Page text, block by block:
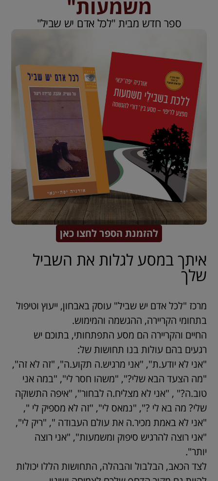
שלך
מרכז "לכל אדם יש שביל" עוסק באבחון, ייעוץ וטיפול
בתחומי הקריירה, ההגשמה והמימוש.
החיים והקריירה הם מסע התפתחותי, בתוכם יש
רגעים בהם עולות בנו תחושות של:
"אני לא יודע.ת", "אני מרגיש.ה תקוע.ה", "זה לא זה",
"מה הצעד הבא שלי?", "משהו חסר לי", "במה אני
טוב.ה?" , "אני לא מצליח.ה לבחור", "איפה התשוקה
שלי? מה בא לי ?", "נמאס לי", "זה לא מספיק לי ",
"אני לא באמת מכיר.ה את עולם העבודה ", "ריק לי",
"אני רוצה להרגיש סיפוק ומשמעות", "אני רוצה
יותר".
לצד הכאב, הבלבול והבהלה, התחושות הללו יכולות
משמעות"
ספר חדש מבית "לכל אדם יש שביל"
להזמנת הספר לחצו כאן